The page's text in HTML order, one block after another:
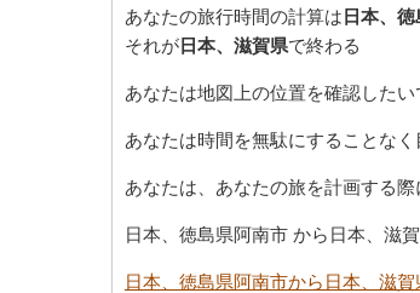
あなたの旅行時間の計算は 日本、
それが 日本、滋賀県で終わる
あなたは地図上の位置を確認したい
あなたは時間を無駄にすることなく
あなたは、あなたの旅を計画する
日本、徳島県阿南市 から日本、滋
日本、徳島県阿南市から日本、滋